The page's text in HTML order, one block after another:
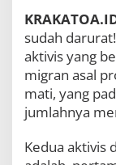
r
u
a
t
P
e
a
sudah
aktivis yang
migran asal
mati, yang
jumlahnya
Kedua aktivis